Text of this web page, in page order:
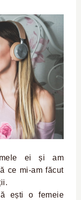
ei și am
ce mi-am făcut
ești o femeie